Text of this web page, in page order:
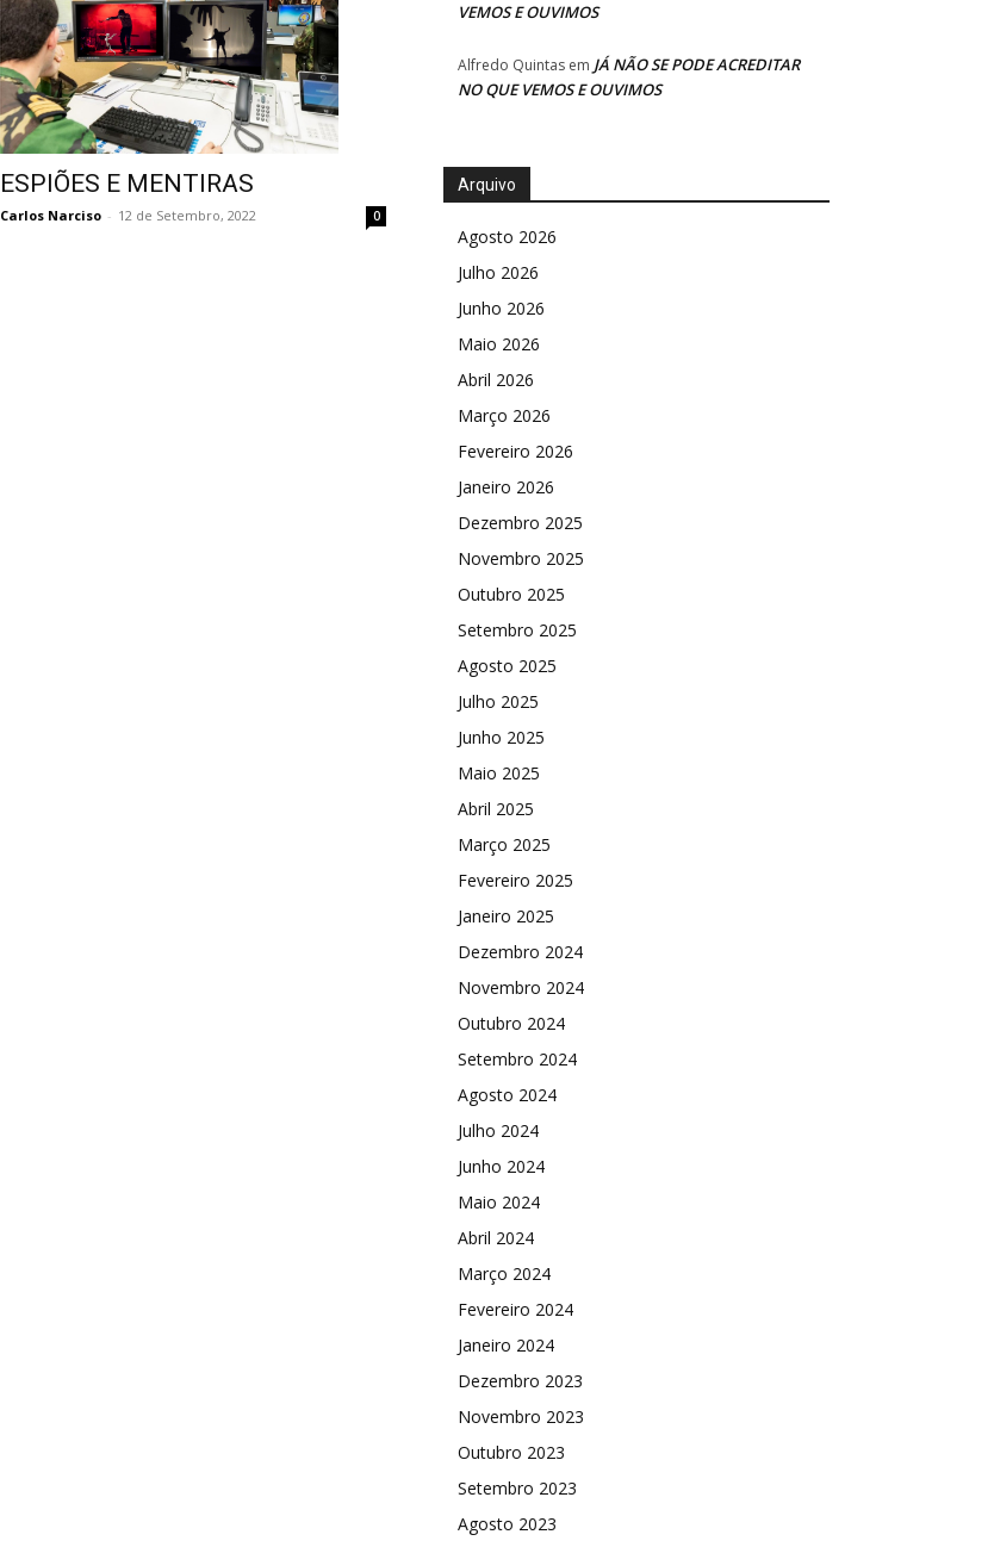
ESPIÕES E MENTIRAS
Carlos Narciso - 12 de Setembro, 2022 0
VEMOS E OUVIMOS
Alfredo Quintas em JÁ NÃO SE PODE ACREDITAR
NO QUE VEMOS E OUVIMOS
Arquivo
Agosto 2026
Julho 2026
Junho 2026
Maio 2026
Abril 2026
Março 2026
Fevereiro 2026
Janeiro 2026
Dezembro 2025
Novembro 2025
Outubro 2025
Setembro 2025
Agosto 2025
Julho 2025
Junho 2025
Maio 2025
Abril 2025
Março 2025
Fevereiro 2025
Janeiro 2025
Dezembro 2024
Novembro 2024
Outubro 2024
Setembro 2024
Agosto 2024
Julho 2024
Junho 2024
Maio 2024
Abril 2024
Março 2024
Fevereiro 2024
Janeiro 2024
Dezembro 2023
Novembro 2023
Outubro 2023
Setembro 2023
Agosto 2023